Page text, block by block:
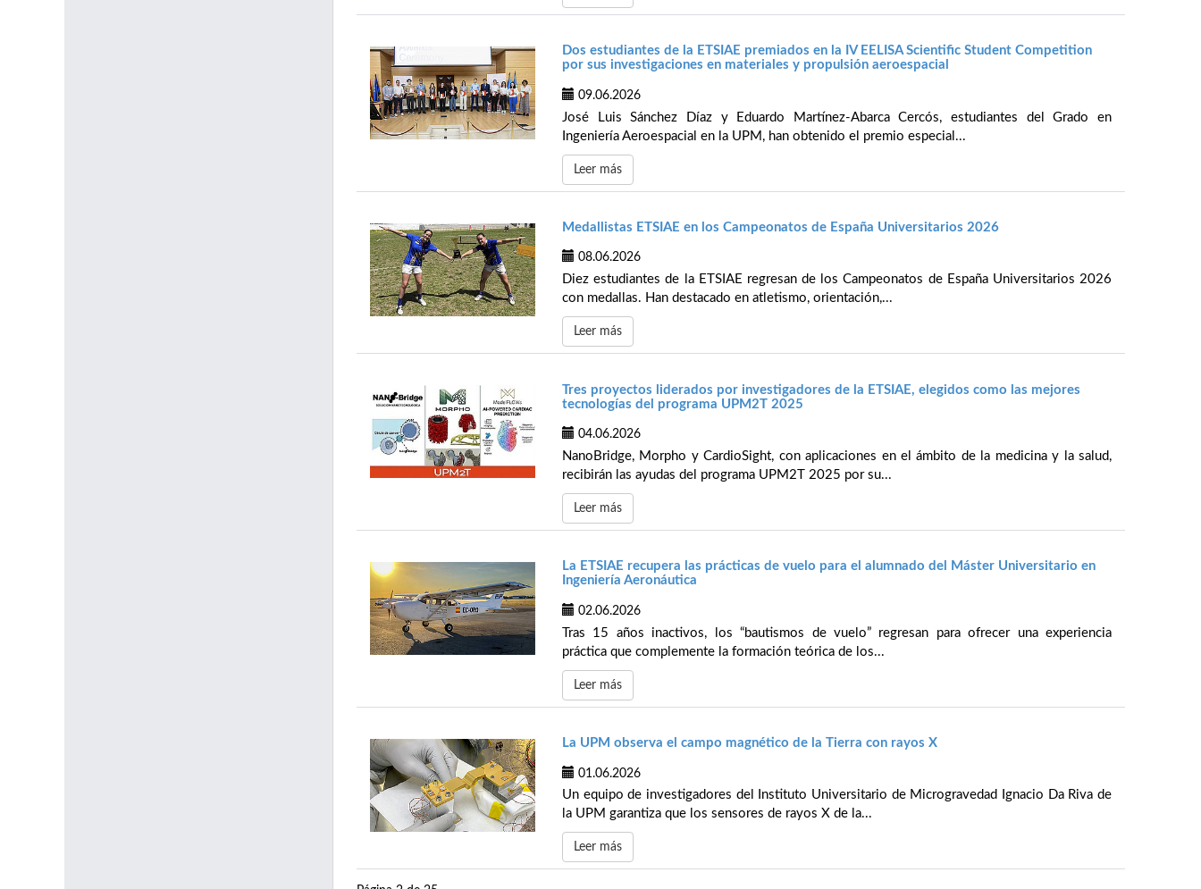
Dos estudiantes de la ETSIAE premiados en la IV EELISA Scientific Student Competition
por sus investigaciones en materiales y propulsión aeroespacial
09.06.2026
José Luis Sánchez Díaz y Eduardo Martínez-Abarca Cercós, estudiantes del Grado en
Ingeniería Aeroespacial en la UPM, han obtenido el premio especial...
Leer más
Medallistas ETSIAE en los Campeonatos de España Universitarios 2026
08.06.2026
Diez estudiantes de la ETSIAE regresan de los Campeonatos de España Universitarios 2026
con medallas. Han destacado en atletismo, orientación,...
Leer más
Tres proyectos liderados por investigadores de la ETSIAE, elegidos como las mejores
tecnologías del programa UPM2T 2025
04.06.2026
NanoBridge, Morpho y CardioSight, con aplicaciones en el ámbito de la medicina y la salud,
recibirán las ayudas del programa UPM2T 2025 por su...
Leer más
La ETSIAE recupera las prácticas de vuelo para el alumnado del Máster Universitario en
Ingeniería Aeronáutica
02.06.2026
Tras 15 años inactivos, los “bautismos de vuelo” regresan para ofrecer una experiencia
práctica que complemente la formación teórica de los...
Leer más
La UPM observa el campo magnético de la Tierra con rayos X
01.06.2026
Un equipo de investigadores del Instituto Universitario de Microgravedad Ignacio Da Riva de
la UPM garantiza que los sensores de rayos X de la...
Leer más